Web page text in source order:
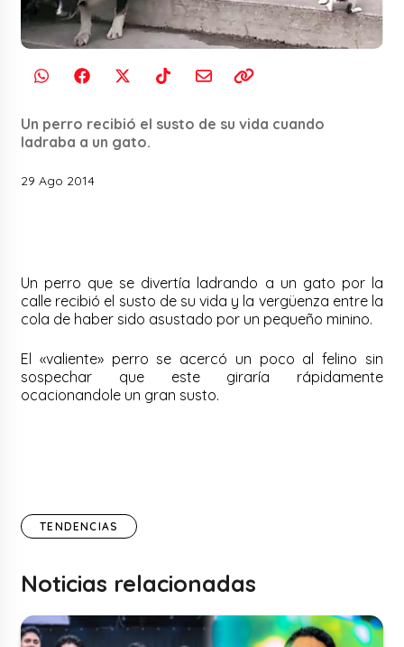
Un perro recibió el susto de su vida cuando
ladraba a un gato.
29 Ago 2014
Un perro que se divertía ladrando a un gato por la
calle recibió el susto de su vida y la vergüenza entre la
cola de haber sido asustado por un pequeño minino.
El «valiente» perro se acercó un poco al felino sin
sospechar que este giraría rápidamente
ocacionandole un gran susto.
TENDENCIAS
Noticias relacionadas